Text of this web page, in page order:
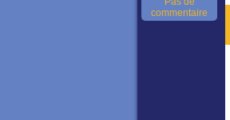
commentaire